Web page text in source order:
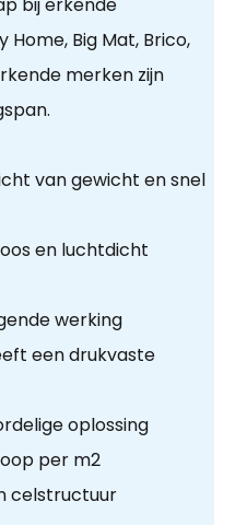
bij erkende
Big Mat, Brico,
merken zijn
van gewicht en snel
en luchtdicht
werking
een drukvaste
oplossing
per m2
celstructuur